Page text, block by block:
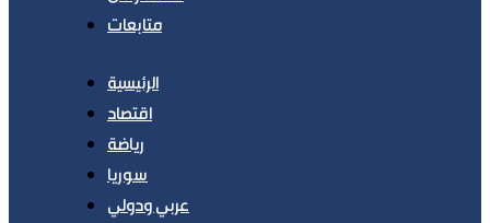
متابعات
الرئيسية
اقتصاد
رياضة
سوريا
عربي ودولي